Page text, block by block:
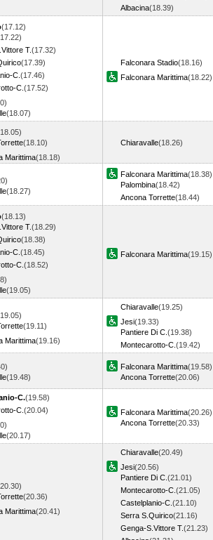
Albacina(18.39)
(17.12)
T.(17.32)
(17.39)
C. (17.46)
C. (17.52)
(18.07)
Falconara Stadio(18.16)
Falconara Marittima(18.22)
(18.10)
Marittima(18.18)
Chiaravalle(18.26)
(18.27)
Falconara Marittima(18.38)
Palombina(18.42)
Ancona Torrette(18.44)
(18.13)
T.(18.29)
(18.38)
C. (18.45)
C. (18.52)
(19.05)
Falconara Marittima(19.15)
(19.11)
Marittima(19.16)
Chiaravalle(19.25)
Jesi(19.33)
Pantiere Di C. (19.38)
Montecarotto-C. (19.42)
(19.48)
Falconara Marittima(19.58)
Ancona Torrette(20.06)
C.(19.58)
C. (20.04)
(20.17)
Falconara Marittima(20.26)
Ancona Torrette(20.33)
(20.36)
Marittima(20.41)
Chiaravalle(20.49)
Jesi(20.56)
Pantiere Di C. (21.01)
Montecarotto-C. (21.05)
Castelplanio-C. (21.10)
Serra S.Quirico(21.16)
Genga-S.Vittore T.(21.23)